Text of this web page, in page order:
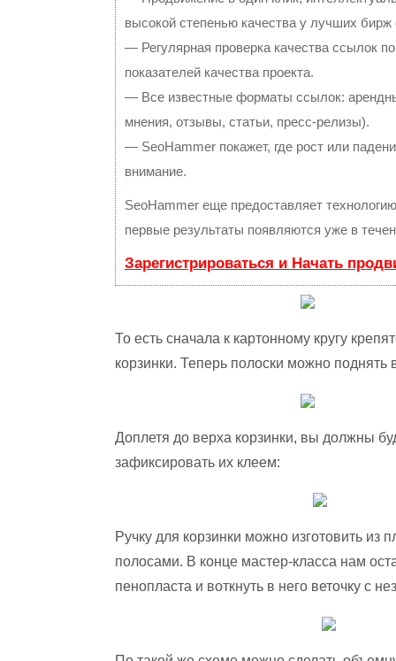
высокой степенью качества у лучших бирж
— Регулярная проверка качества ссылок
показателей качества проекта.
— Все известные форматы ссылок:
мнения, отзывы, статьи, пресс-релизы).
— SeoHammer покажет, где рост или
внимание.
SeoHammer еще предоставляет
первые результаты появляются уже в
Зарегистрироваться и Начать
То есть сначала к картонному кругу
корзинки. Теперь полоски можно
Доплетя до верха корзинки, вы должны
зафиксировать их клеем:
Ручку для корзинки можно изготовить
полосами. В конце мастер-класса нам
пенопласта и воткнуть в него веточку с